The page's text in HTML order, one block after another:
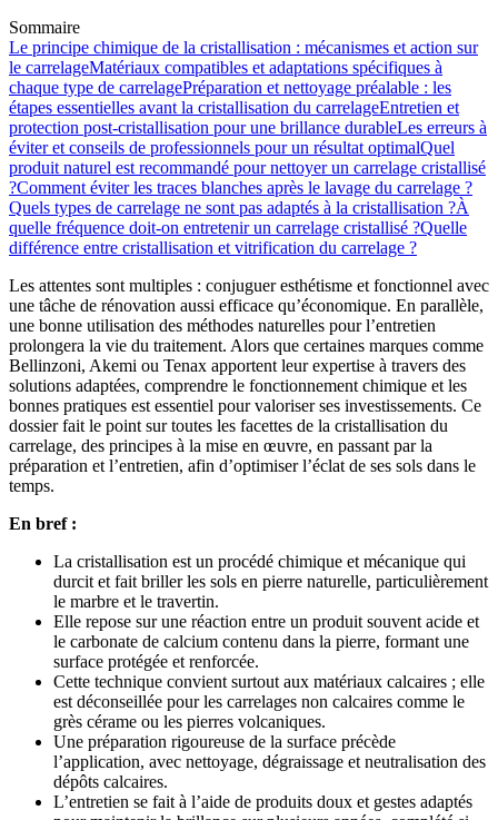
Sommaire
Le principe chimique de la cristallisation : mécanismes et action sur
le carrelageMatériaux compatibles et adaptations spécifiques à
chaque type de carrelagePréparation et nettoyage préalable : les
étapes essentielles avant la cristallisation du carrelageEntretien et
protection post-cristallisation pour une brillance durableLes erreurs à
éviter et conseils de professionnels pour un résultat optimalQuel
produit naturel est recommandé pour nettoyer un carrelage cristallisé
?Comment éviter les traces blanches après le lavage du carrelage ?
Quels types de carrelage ne sont pas adaptés à la cristallisation ?À
quelle fréquence doit-on entretenir un carrelage cristallisé ?Quelle
différence entre cristallisation et vitrification du carrelage ?
Les attentes sont multiples : conjuguer esthétisme et fonctionnel avec
une tâche de rénovation aussi efficace qu’économique. En parallèle,
une bonne utilisation des méthodes naturelles pour l’entretien
prolongera la vie du traitement. Alors que certaines marques comme
Bellinzoni, Akemi ou Tenax apportent leur expertise à travers des
solutions adaptées, comprendre le fonctionnement chimique et les
bonnes pratiques est essentiel pour valoriser ses investissements. Ce
dossier fait le point sur toutes les facettes de la cristallisation du
carrelage, des principes à la mise en œuvre, en passant par la
préparation et l’entretien, afin d’optimiser l’éclat de ses sols dans le
temps.
En bref :
La cristallisation est un procédé chimique et mécanique qui
durcit et fait briller les sols en pierre naturelle, particulièrement
le marbre et le travertin.
Elle repose sur une réaction entre un produit souvent acide et
le carbonate de calcium contenu dans la pierre, formant une
surface protégée et renforcée.
Cette technique convient surtout aux matériaux calcaires ; elle
est déconseillée pour les carrelages non calcaires comme le
grès cérame ou les pierres volcaniques.
Une préparation rigoureuse de la surface précède
l’application, avec nettoyage, dégraissage et neutralisation des
dépôts calcaires.
L’entretien se fait à l’aide de produits doux et gestes adaptés